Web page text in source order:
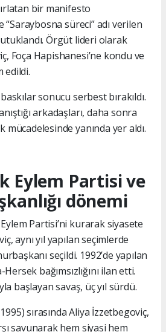
bir manifesto
“Saraybosna süreci” adı verilen
Örgüt lideri olarak
Foça Hapishanesi’ne kondu ve
edildi.
sonucu serbest bırakıldı.
arkadaşları, daha sonra
mücadelesinde yanında yer aldı.
Eylem Partisi ve
dönemi
Partisi’ni kurarak siyasete
aynı yıl yapılan seçimlerde
seçildi. 1992’de yapılan
bağımsızlığını ilan etti.
başlayan savaş, üç yıl sürdü.
sırasında Aliya İzzetbegoviç,
savunarak hem siyasi hem